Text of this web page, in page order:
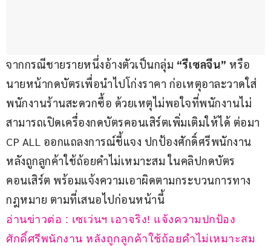
จากกรณีชายรายหนึ่งอ้างตัวเป็นกลุ่ม “รีเซลจีน” หรือ
นายหน้ากดบัตรเพื่อนำไปโก่งราคา ก่อเหตุอาละวาดใส่
พนักงานร้านสะดวกซื้อ ด้วยเหตุไม่พอใจที่พนักงานไม่
สามารถเปิดเครื่องกดบัตรคอนเสิร์ตเพิ่มเติมให้ได้ ต่อมา
CP ALL ออกแถลงการณ์ชี้แจง ปกป้องศักดิ์ศรีพนักงาน
หลังถูกลูกค้าใช้ถ้อยคำไม่เหมาะสม ในคลิปกดบัตร
คอนเสิร์ต พร้อมแจ้งความเอาผิดตามกระบวนการทาง
กฎหมาย ตามที่เสนอไปก่อนหน้านี้
อ่านข่าวต่อ : เซเว่นฯ เอาจริง! แจ้งความปกป้อง
ศักดิ์ศรีพนักงาน หลังถูกลูกค้าใช้ถ้อยคำไม่เหมาะสม